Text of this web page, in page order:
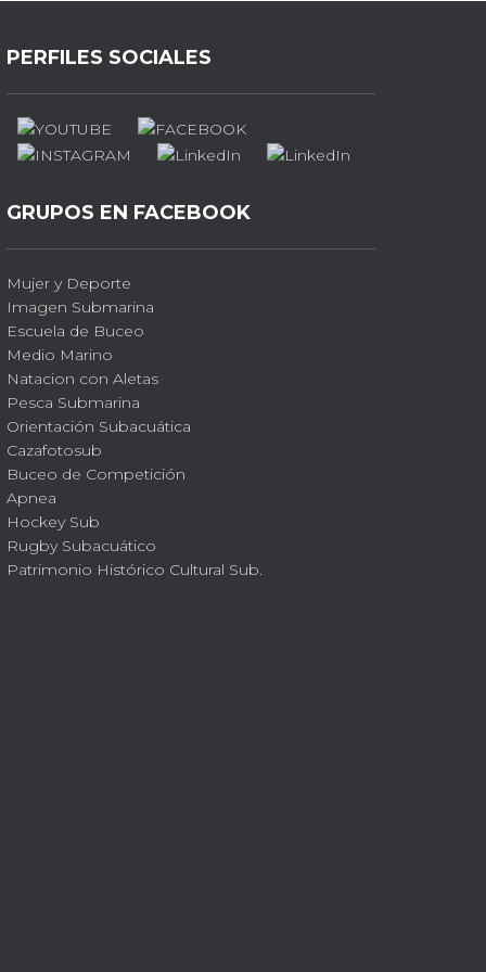
PERFILES SOCIALES
GRUPOS EN FACEBOOK
Mujer y Deporte
Imagen Submarina
Escuela de Buceo
Medio Marino
Natacion con Aletas
Pesca Submarina
Orientación Subacuática
Cazafotosub
Buceo de Competición
Apnea
Hockey Sub
Rugby Subacuático
Patrimonio Histórico Cultural Sub.